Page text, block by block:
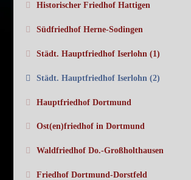
Historischer Friedhof Hattigen
Südfriedhof Herne-Sodingen
Städt. Hauptfriedhof Iserlohn (1)
Städt. Hauptfriedhof Iserlohn (2)
Hauptfriedhof Dortmund
Ost(en)friedhof in Dortmund
Waldfriedhof Do.-Großholthausen
Friedhof Dortmund-Dorstfeld